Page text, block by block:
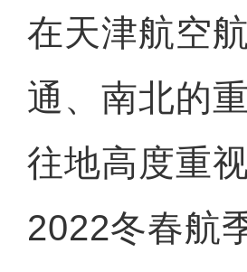
在天津航空
通、南北的
往地高度重
2022冬春航